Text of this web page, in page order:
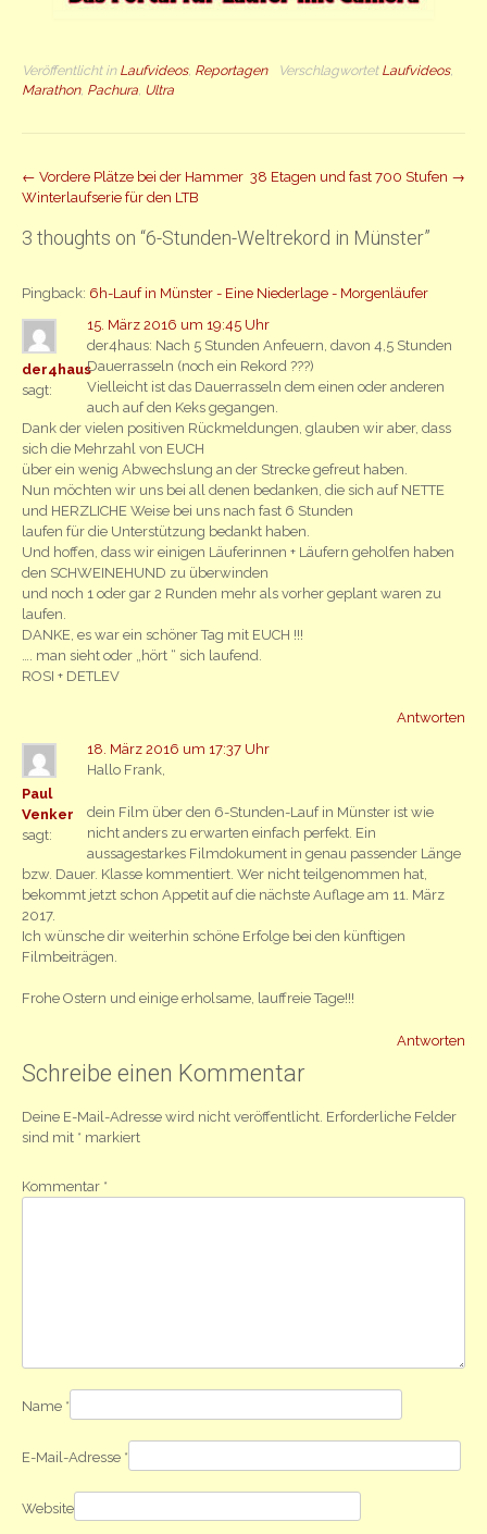
Veröffentlicht in Laufvideos, Reportagen Verschlagwortet Laufvideos,
Marathon, Pachura Ultra
Beitrag
← Vordere Plätze bei der Hammer
Winterlaufserie für den LTB
38 Etagen und fast 700 Stufen →
3 thoughts on “6-Stunden-Weltrekord in Münster”
Pingback: 6h-Lauf in Münster - Eine Niederlage - Morgenläufer
der4haus
sagt:
15. März 2016 um 19:45 Uhr
der4haus: Nach 5 Stunden Anfeuern, davon 4,5 Stunden
Dauerrasseln (noch ein Rekord ???)
Vielleicht ist das Dauerrasseln dem einen oder anderen
auch auf den Keks gegangen.
Dank der vielen positiven Rückmeldungen, glauben wir aber, dass
sich die Mehrzahl von EUCH
über ein wenig Abwechslung an der Strecke gefreut haben.
Nun möchten wir uns bei all denen bedanken, die sich auf NETTE
und HERZLICHE Weise bei uns nach fast 6 Stunden
laufen für die Unterstützung bedankt haben.
Und hoffen, dass wir einigen Läuferinnen + Läufern geholfen haben
den SCHWEINEHUND zu überwinden
und noch 1 oder gar 2 Runden mehr als vorher geplant waren zu
laufen.
DANKE, es war ein schöner Tag mit EUCH !!!
…. man sieht oder „hört “ sich laufend.
ROSI + DETLEV
Antworten
Paul
Venker
sagt:
18. März 2016 um 17:37 Uhr
Hallo Frank,
dein Film über den 6-Stunden-Lauf in Münster ist wie
nicht anders zu erwarten einfach perfekt. Ein
aussagestarkes Filmdokument in genau passender Länge
bzw. Dauer. Klasse kommentiert. Wer nicht teilgenommen hat,
bekommt jetzt schon Appetit auf die nächste Auflage am 11. März
2017.
Ich wünsche dir weiterhin schöne Erfolge bei den künftigen
Filmbeiträgen.
Frohe Ostern und einige erholsame, lauffreie Tage!!!
Antworten
Schreibe einen Kommentar
Deine E-Mail-Adresse wird nicht veröffentlicht. Erforderliche Felder
sind mit * markiert
Kommentar *
Name *
E-Mail-Adresse *
Website